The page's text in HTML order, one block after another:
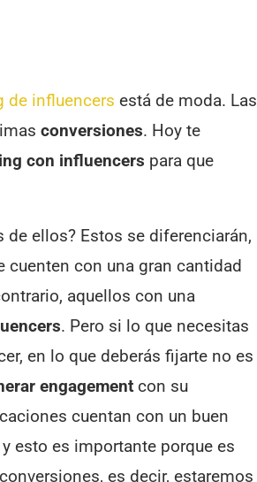
de influencers está de moda. Las
conversiones. Hoy te
con influencers para que
ellos? Estos se diferenciarán,
cuenten con una gran cantidad
aquellos con una
. Pero si lo que necesitas
en lo que deberás fijarte no es
engagement con su
cuentan con un buen
esto es importante porque es
es decir, estaremos